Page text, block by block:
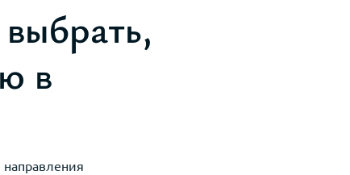
в